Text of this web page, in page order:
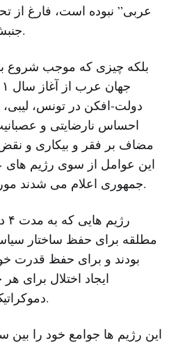
عربی” نبوده است، فارغ از
جنبش تا به حال داشته است.
بلکه چیزی که موجب شروع
دولت-افکن در تونس،
احساس نارضایتی و
مضاف بر فقر و بیکاری و
این عوامل از سوی رژیم های
جمهوری اعلام می شدند مورد غفلت قرار گرفته بود.
مطلقه برای حفظ ساختار
بودند و برای حفظ قدرت
ایجاد اختلال برای
دموکراتیک از خود نشان نداده اند.
این رژیم ها جوامع خود را بین